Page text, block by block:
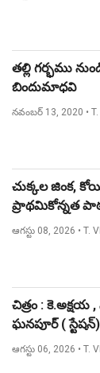
తల్లి గర్భము
బిందుమాధవి
నవంబర్ 13, 2020 •
చుక్కల జింక,
ప్రాథమికోన్నత
నిజామాబాద్.
ఆగస్టు 08, 2026 • T.
చిత్రం :
ఘనపూర్ (
ఆగస్టు 06, 2026 • T.